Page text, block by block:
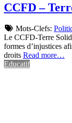
CCFD –
Mots-Clefs:
Le CCFD-Terre
formes d’injustices
droits Read more…
Educatif